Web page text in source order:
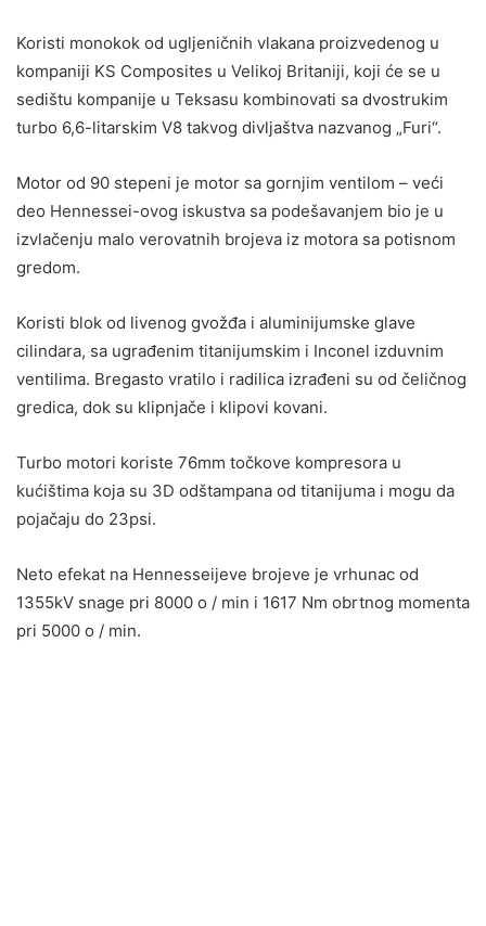
Koristi monokok od ugljeničnih vlakana proizvedenog u
kompaniji KS Composites u Velikoj Britaniji, koji će se u
sedištu kompanije u Teksasu kombinovati sa dvostrukim
turbo 6,6-litarskim V8 takvog divljaštva nazvanog „Furi“.
Motor od 90 stepeni je motor sa gornjim ventilom – veći
deo Hennessei-ovog iskustva sa podešavanjem bio je u
izvlačenju malo verovatnih brojeva iz motora sa potisnom
gredom.
Koristi blok od livenog gvožđa i aluminijumske glave
cilindara, sa ugrađenim titanijumskim i Inconel izduvnim
ventilima. Bregasto vratilo i radilica izrađeni su od čeličnog
gredica, dok su klipnjače i klipovi kovani.
Turbo motori koriste 76mm točkove kompresora u
kućištima koja su 3D odštampana od titanijuma i mogu da
pojačaju do 23psi.
Neto efekat na Hennesseijeve brojeve je vrhunac od
1355kV snage pri 8000 o / min i 1617 Nm obrtnog momenta
pri 5000 o / min.